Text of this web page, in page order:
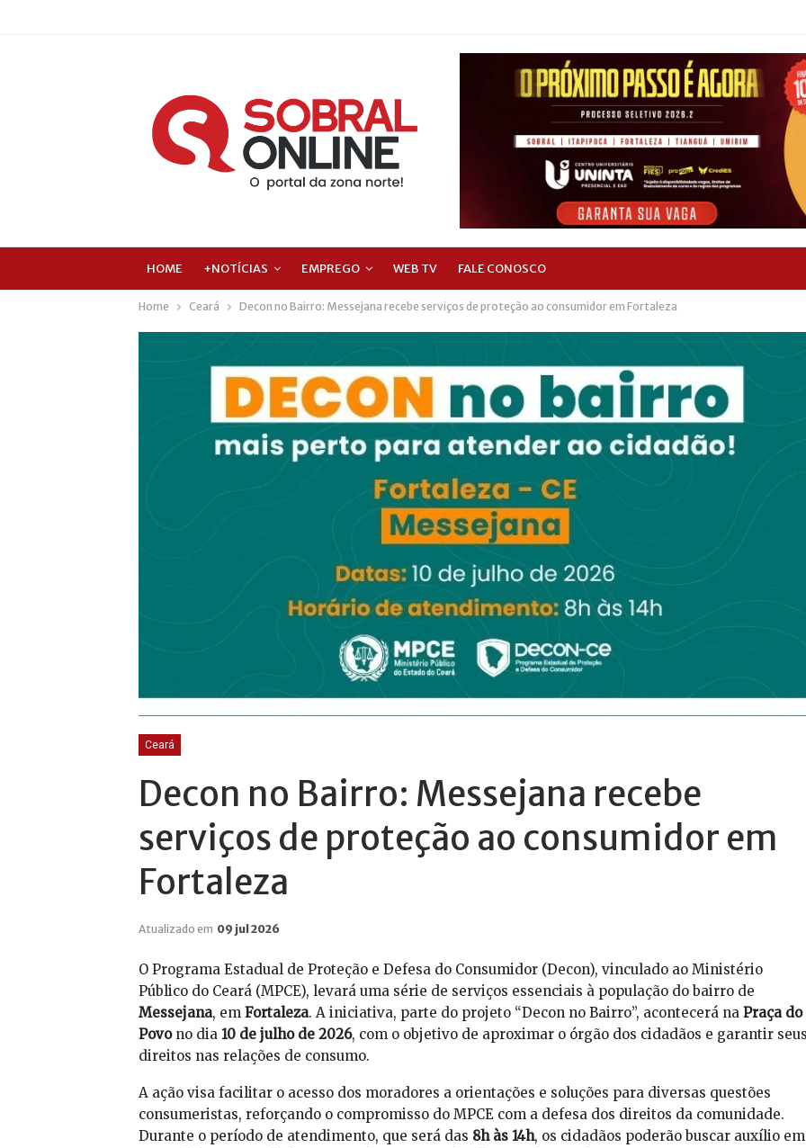
HOME +NOTÍCIAS EMPREGO WEB TV FALE CONOSCO
Home Ceará Decon no Bairro: Messejana recebe serviços de proteção ao consumidor em Fortaleza
Ceará
Decon no Bairro: Messejana recebe
serviços de proteção ao consumidor em
Fortaleza
Atualizado em 09 jul 2026
O Programa Estadual de Proteção e Defesa do Consumidor (Decon), vinculado ao Ministério
Público do Ceará (MPCE), levará uma série de serviços essenciais à população do bairro de
Messejana, em Fortaleza. A iniciativa, parte do projeto “Decon no Bairro”, acontecerá na Praça do
Povono dia 10 de julho de 2026, com o objetivo de aproximar o órgão dos cidadãos e garantir
direitos nas relações de consumo.
A ação visa facilitar o acesso dos moradores a orientações e soluções para diversas questões
consumeristas, reforçando o compromisso do MPCE com a defesa dos direitos da comunidade.
Durante o período de atendimento, que será das 8h às 14h, os cidadãos poderão buscar auxílio em